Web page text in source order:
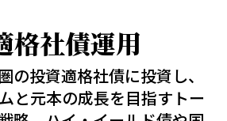
格社債運用
の投資適格社債に投資し、
と元本の成長を目指すトー